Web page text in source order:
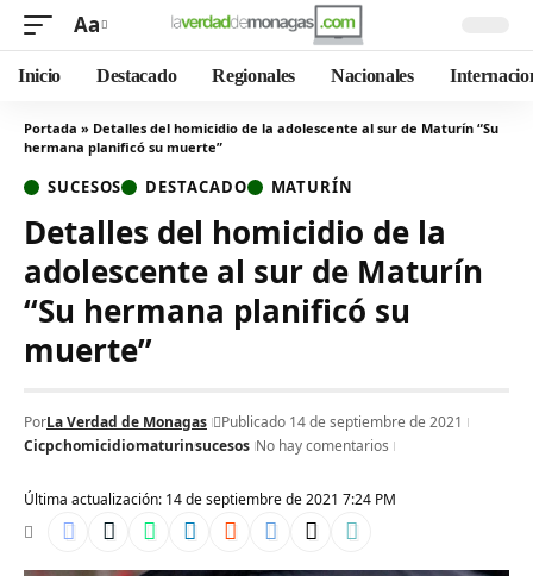
Aa
Inicio Destacado Regionales Nacionales
Portada » Detalles del homicidio de la adolescente al sur de Maturín “Su
hermana planificó su muerte”
SUCESOS DESTACADO MATURÍN
Detalles del homicidio de la
adolescente al sur de Maturín
“Su hermana planificó su
muerte”
Última actualización: 14 de septiembre de 2021 7:24 PM
PorLa Verdad de Monagas
Publicado 14 de septiembre de 2021
Cicpchomicidiomaturinsucesos No hay comentarios